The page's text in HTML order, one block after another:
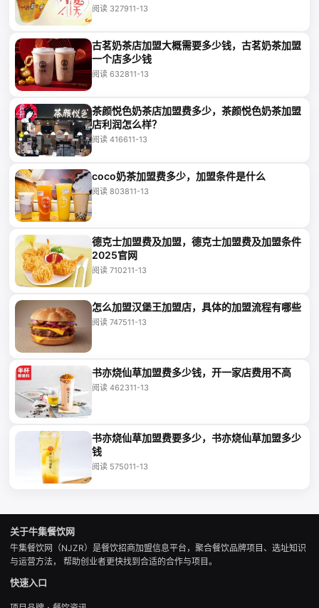
阅读 327911-13
古茗奶茶店加盟大概需要多少钱，古茗奶茶加盟
一个店多少钱
阅读 632811-13
茶颜悦色奶茶店加盟费多少，茶颜悦色奶茶加盟
店利润怎么样？
阅读 416611-13
coco奶茶加盟费多少，加盟条件是什么
阅读 803811-13
德克士加盟费及加盟，德克士加盟费及加盟条件
2025官网
阅读 710211-13
怎么加盟汉堡王加盟店，具体的加盟流程有哪些
阅读 747511-13
书亦烧仙草加盟费多少钱，开一家店费用不高
阅读 462311-13
书亦烧仙草加盟费要多少，书亦烧仙草加盟多少
钱
阅读 575011-13
关于牛集餐饮网
牛集餐饮网（NJZR）是餐饮招商加盟信息平台，聚合餐饮品牌项目、选址知识
与运营方法， 帮助创业者更快找到合适的合作与项目。
快速入口